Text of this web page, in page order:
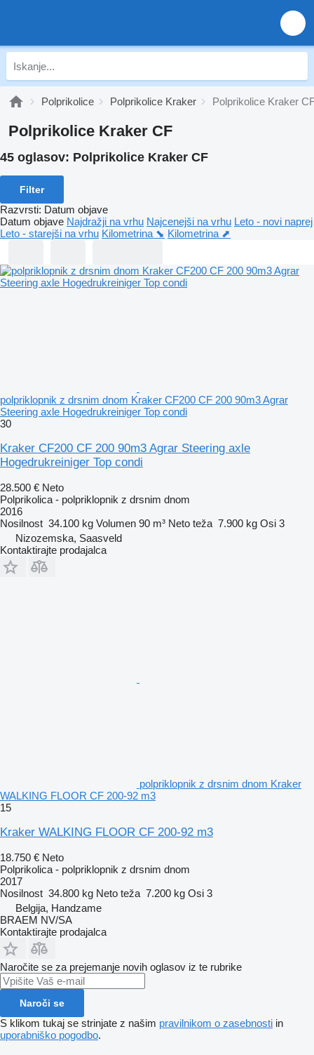
Polprikolice Polprikolice Kraker Polprikolice Kraker
Polprikolice Kraker CF
45 oglasov: Polprikolice Kraker CF
Filter
Razvrsti: Datum objave
Datum objave Najdražji na vrhu Najcenejši na vrhu Leto - novi naprej
Leto - starejši na vrhu Kilometrina ⬊ Kilometrina ⬈
polpriklopnik z drsnim dnom Kraker CF200 CF 200 90m3 Agrar
Steering axle Hogedrukreiniger Top condi
30
Kraker CF200 CF 200 90m3 Agrar Steering axle
Hogedrukreiniger Top condi
28.500 € Neto
Polprikolica - polpriklopnik z drsnim dnom
2016
Nosilnost 34.100 kg Volumen 90 m³ Neto teža 7.900 kg Osi 3
Nizozemska, Saasveld
Kontaktirajte prodajalca
polpriklopnik z drsnim dnom Kraker
WALKING FLOOR CF 200-92 m3
15
Kraker WALKING FLOOR CF 200-92 m3
18.750 € Neto
Polprikolica - polpriklopnik z drsnim dnom
2017
Nosilnost 34.800 kg Neto teža 7.200 kg Osi 3
Belgija, Handzame
BRAEM NV/SA
Kontaktirajte prodajalca
Naročite se za prejemanje novih oglasov iz te rubrike
Naroči se
S klikom tukaj se strinjate z našim pravilnikom o zasebnosti in
uporabniško pogodbo.